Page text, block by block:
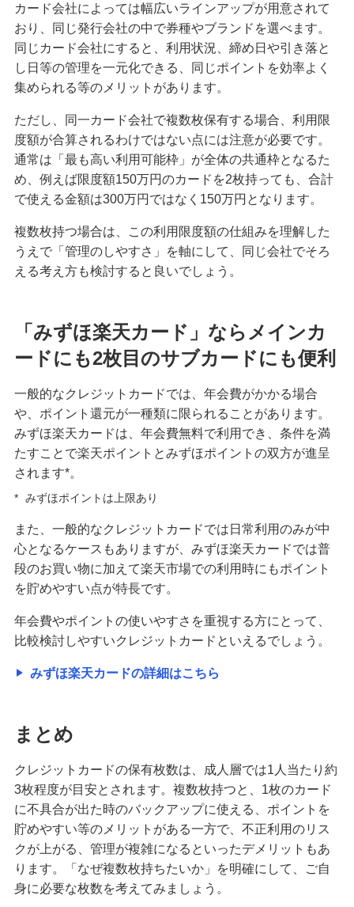
カード会社によっては幅広いラインアップが用意されて
おり、同じ発行会社の中で券種やブランドを選べます。
同じカード会社にすると、利用状況、締め日や引き落と
し日等の管理を一元化できる、同じポイントを効率よく
集められる等のメリットがあります。
ただし、同一カード会社で複数枚保有する場合、利用限
度額が合算されるわけではない点には注意が必要です。
通常は「最も高い利用可能枠」が全体の共通枠となるた
め、例えば限度額150万円のカードを2枚持っても、合計
で使える金額は300万円ではなく150万円となります。
複数枚持つ場合は、この利用限度額の仕組みを理解した
うえで「管理のしやすさ」を軸にして、同じ会社でそろ
える考え方も検討すると良いでしょう。
「みずほ楽天カード」ならメインカ
ードにも2枚目のサブカードにも便利
一般的なクレジットカードでは、年会費がかかる場合
や、ポイント還元が一種類に限られることがあります。
みずほ楽天カードは、年会費無料で利用でき、条件を満
たすことで楽天ポイントとみずほポイントの双方が進呈
されます*。
* みずほポイントは上限あり
また、一般的なクレジットカードでは日常利用のみが中
心となるケースもありますが、みずほ楽天カードでは普
段のお買い物に加えて楽天市場での利用時にもポイント
を貯めやすい点が特長です。
年会費やポイントの使いやすさを重視する方にとって、
比較検討しやすいクレジットカードといえるでしょう。
みずほ楽天カードの詳細はこちら
まとめ
クレジットカードの保有枚数は、成人層では1人当たり約
3枚程度が目安とされます。複数枚持つと、1枚のカード
に不具合が出た時のバックアップに使える、ポイントを
貯めやすい等のメリットがある一方で、不正利用のリス
クが上がる、管理が複雑になるといったデメリットもあ
ります。「なぜ複数枚持ちたいか」を明確にして、ご自
身に必要な枚数を考えてみましょう。